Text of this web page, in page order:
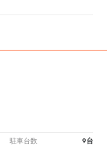
駐車台数 9台